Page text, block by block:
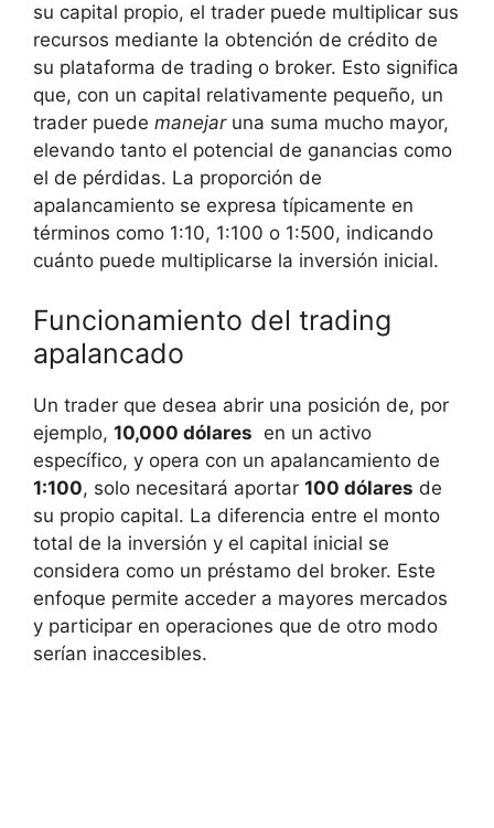
su capital propio, el trader puede multiplicar sus
recursos mediante la obtención de crédito de
su plataforma ‍de trading o broker. Esto significa
que, ⁢con un capital relativamente ⁢pequeño, un
trader puede manejaruna suma ‍mucho mayor,
elevando tanto el potencial ⁢de ganancias‍ como
el de pérdidas. La proporción de
apalancamiento se expresa típicamente ​en
términos como 1:10, 1:100 o⁢ 1:500, indicando
cuánto puede multiplicarse la ⁤inversión inicial.
Funcionamiento del‌ trading
apalancado
Un trader que desea abrir‌ una posición de,⁣ por
ejemplo, 10,000 dólares ⁤ en un activo
específico, y opera con⁣ un‍ apalancamiento de
1:100, solo necesitará aportar 100⁣ dólares de
su propio capital. La diferencia entre ‌el monto
total de la inversión​ y el capital inicial ⁢se
considera⁣ como ‌un⁢ préstamo del broker. Este
enfoque⁤ permite⁤ acceder a mayores mercados‌
y participar en ⁣operaciones que de otro modo
serían inaccesibles.